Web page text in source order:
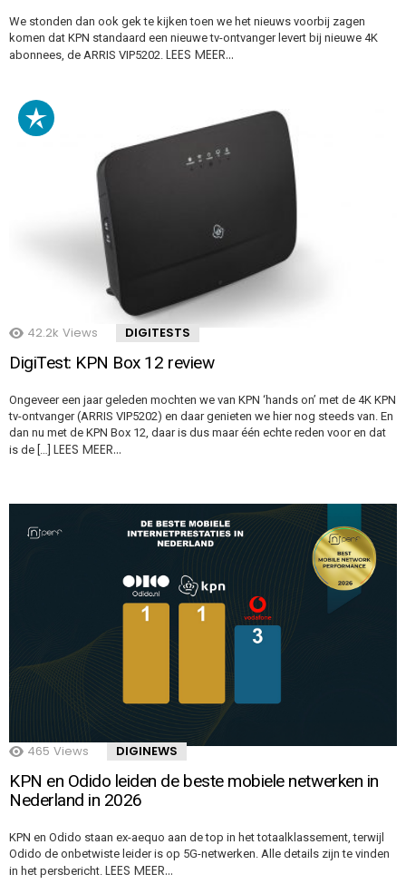
We stonden dan ook gek te kijken toen we het nieuws voorbij zagen
komen dat KPN standaard een nieuwe tv-ontvanger levert bij nieuwe 4K
abonnees, de ARRIS VIP5202. LEES MEER…
42.2k Views DIGITESTS
DigiTest: KPN Box 12 review
Ongeveer een jaar geleden mochten we van KPN ‘hands on’ met de 4K KPN
tv-ontvanger (ARRIS VIP5202) en daar genieten we hier nog steeds van. En
dan nu met de KPN Box 12, daar is dus maar één echte reden voor en dat
is de […] LEES MEER…
465 Views DIGINEWS
KPN en Odido leiden de beste mobiele netwerken in
Nederland in 2026
KPN en Odido staan ex-aequo aan de top in het totaalklassement, terwijl
Odido de onbetwiste leider is op 5G-netwerken. Alle details zijn te vinden
in het persbericht. LEES MEER…